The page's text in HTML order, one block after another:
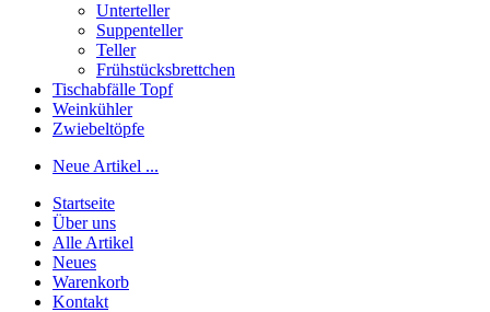
Unterteller
Suppenteller
Teller
Frühstücksbrettchen
Tischabfälle Topf
Weinkühler
Zwiebeltöpfe
Neue Artikel ...
Startseite
Über uns
Alle Artikel
Neues
Warenkorb
Kontakt